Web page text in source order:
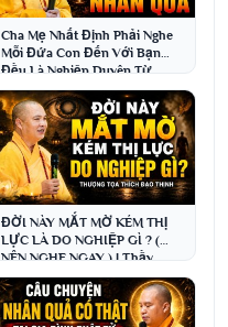
Cha Mẹ Nhất Định Phải Nghe
Mỗi Đứa Con Đến Với Bạn
Đều Là Nghiệp Duyên Từ
Nhiều Đời ( NÊN NGHE NGAY)
ĐỜI NÀY MẮT MỜ KÉM THỊ
LỰC LÀ DO NGHIỆP GÌ ? (
NÊN NGHE NGAY ) | Thầy
Thích Đạo Thịnh